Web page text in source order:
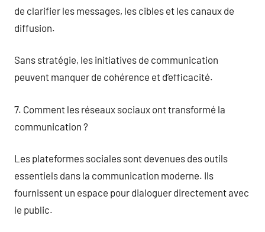
de clarifier les messages, les cibles et les canaux de
diffusion.
Sans stratégie, les initiatives de communication
peuvent manquer de cohérence et d’efficacité.
7. Comment les réseaux sociaux ont transformé la
communication ?
Les plateformes sociales sont devenues des outils
essentiels dans la communication moderne. Ils
fournissent un espace pour dialoguer directement avec
le public.